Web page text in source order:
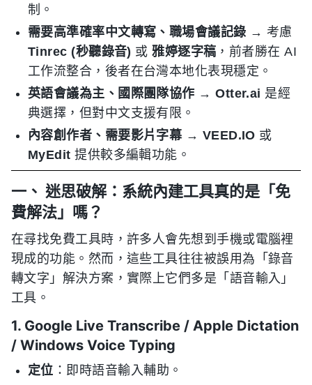
制。
需要高準確率中文轉寫、職場會議記錄 → 考慮
Tinrec (秒聽錄音) 或雅婷逐字稿 ，前者勝在 AI
工作流整合，後者在台灣本地化表現穩定。
英語會議為主、國際團隊協作 →Otter.ai 是經
典選擇，但對中文支援有限。
內容創作者、需要影片字幕→ VEED.IO 或
MyEdit 提供較多編輯功能。
一、 迷思破解：系統內建工具真的是「免
費解法」嗎？
在尋找免費工具時，許多人會先想到手機或電腦裡
現成的功能。然而，這些工具往往被誤用為「錄音
轉文字」解決方案，實際上它們多是「語音輸入」
工具。
1. Google Live Transcribe / Apple Dictation
/ Windows Voice Typing
定位 ：即時語音輸入輔助。